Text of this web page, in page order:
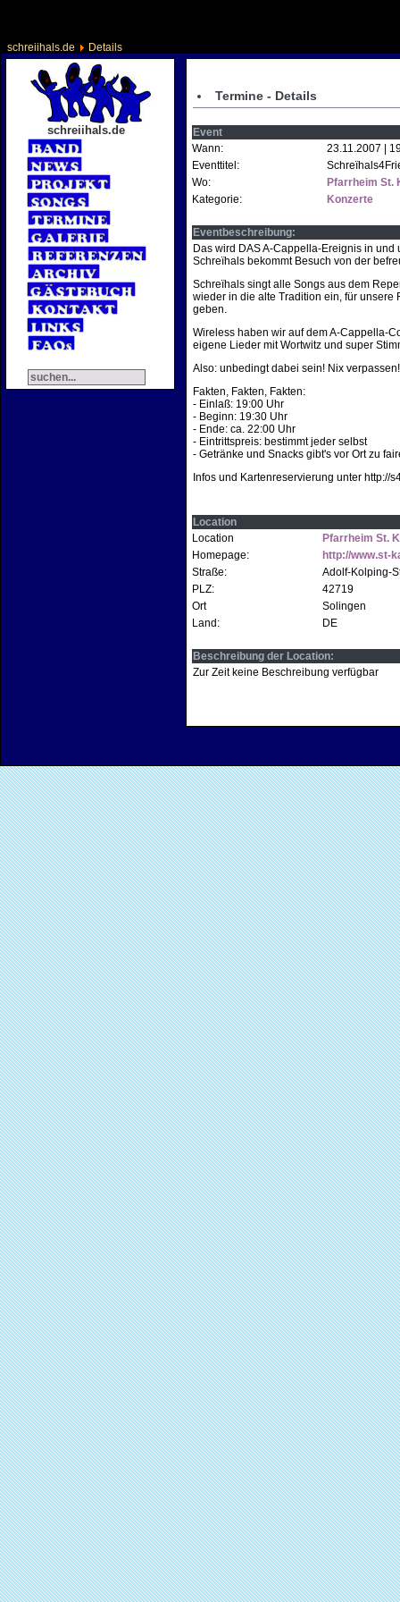
schreiihals.de Details
schreiihals.de
Termine - Details
Event
Wann:
23.11.2007 |
Eventtitel:
Wo:
Pfarrheim St.
Kategorie:
Konzerte
Eventbeschreibung:
Das wird DAS A-Cappella-Ereignis in und
Schreïhals bekommt Besuch von der
Schreïhals singt alle Songs aus dem
wieder in die alte Tradition ein, für unsere
geben.
Wireless haben wir auf dem A-Cappella-
eigene Lieder mit Wortwitz und super
Also: unbedingt dabei sein! Nix
Fakten, Fakten, Fakten:
- Einlaß: 19:00 Uhr
- Beginn: 19:30 Uhr
- Ende: ca. 22:00 Uhr
- Eintrittspreis: bestimmt jeder selbst
- Getränke und Snacks gibt's vor Ort zu
Infos und Kartenreservierung unter http://
Location
Location
Pfarrheim St.
Homepage:
http://www.st-
Straße:
Adolf-Kolping-
PLZ:
42719
Ort
Solingen
Land:
DE
Beschreibung der Location:
Zur Zeit keine Beschreibung verfügbar